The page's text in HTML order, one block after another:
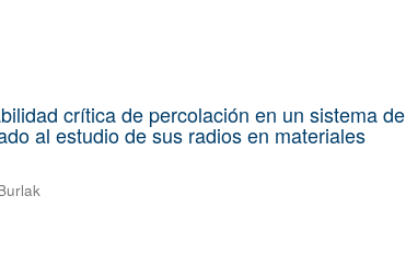
crítica de percolación en un sistema de
al estudio de sus radios en materiales